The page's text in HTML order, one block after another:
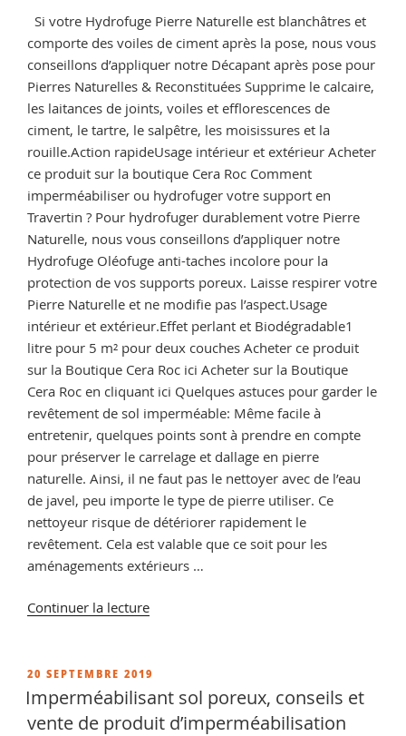
Si votre Hydrofuge Pierre Naturelle est blanchâtres et
comporte des voiles de ciment après la pose, nous vous
conseillons d’appliquer notre Décapant après pose pour
Pierres Naturelles & Reconstituées Supprime le calcaire,
les laitances de joints, voiles et efflorescences de
ciment, le tartre, le salpêtre, les moisissures et la
rouille.Action rapideUsage intérieur et extérieur Acheter
ce produit sur la boutique Cera Roc Comment
imperméabiliser ou hydrofuger votre support en
Travertin ? Pour hydrofuger durablement votre Pierre
Naturelle, nous vous conseillons d’appliquer notre
Hydrofuge Oléofuge anti-taches incolore pour la
protection de vos supports poreux. Laisse respirer votre
Pierre Naturelle et ne modifie pas l’aspect.Usage
intérieur et extérieur.Effet perlant et Biodégradable1
litre pour 5 m² pour deux couches Acheter ce produit
sur la Boutique Cera Roc ici Acheter sur la Boutique
Cera Roc en cliquant ici Quelques astuces pour garder le
revêtement de sol imperméable: Même facile à
entretenir, quelques points sont à prendre en compte
pour préserver le carrelage et dallage en pierre
naturelle. Ainsi, il ne faut pas le nettoyer avec de l’eau
de javel, peu importe le type de pierre utiliser. Ce
nettoyeur risque de détériorer rapidement le
revêtement. Cela est valable que ce soit pour les
aménagements extérieurs …
Continuer la lecturede
de
ciment
sur
PUBLIÉ
LE
20 SEPTEMBRE 2019
Imperméabilisant sol poreux, conseils et
vente de produit d’imperméabilisation